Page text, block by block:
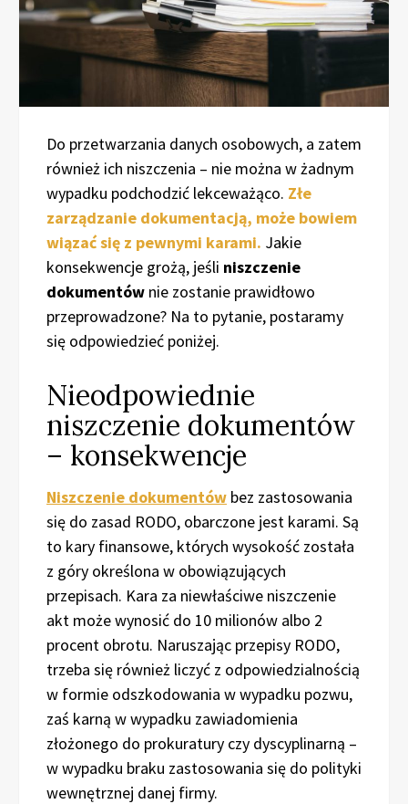
Do przetwarzania danych osobowych, a zatem
również ich niszczenia – nie można w żadnym
wypadku podchodzić lekceważąco. Złe
zarządzanie dokumentacją, może bowiem
wiązać się z pewnymi karami. Jakie
konsekwencje grożą, jeśli niszczenie
dokumentów nie zostanie prawidłowo
przeprowadzone? Na to pytanie, postaramy
się odpowiedzieć poniżej.
Nieodpowiednie
niszczenie dokumentów
– konsekwencje
Niszczenie dokumentów bez zastosowania
się do zasad RODO, obarczone jest karami. Są
to kary finansowe, których wysokość została
z góry określona w obowiązujących
przepisach. Kara za niewłaściwe niszczenie
akt może wynosić do 10 milionów albo 2
procent obrotu. Naruszając przepisy RODO,
trzeba się również liczyć z odpowiedzialnością
w formie odszkodowania w wypadku pozwu,
zaś karną w wypadku zawiadomienia
złożonego do prokuratury czy dyscyplinarną –
w wypadku braku zastosowania się do polityki
wewnętrznej danej firmy.